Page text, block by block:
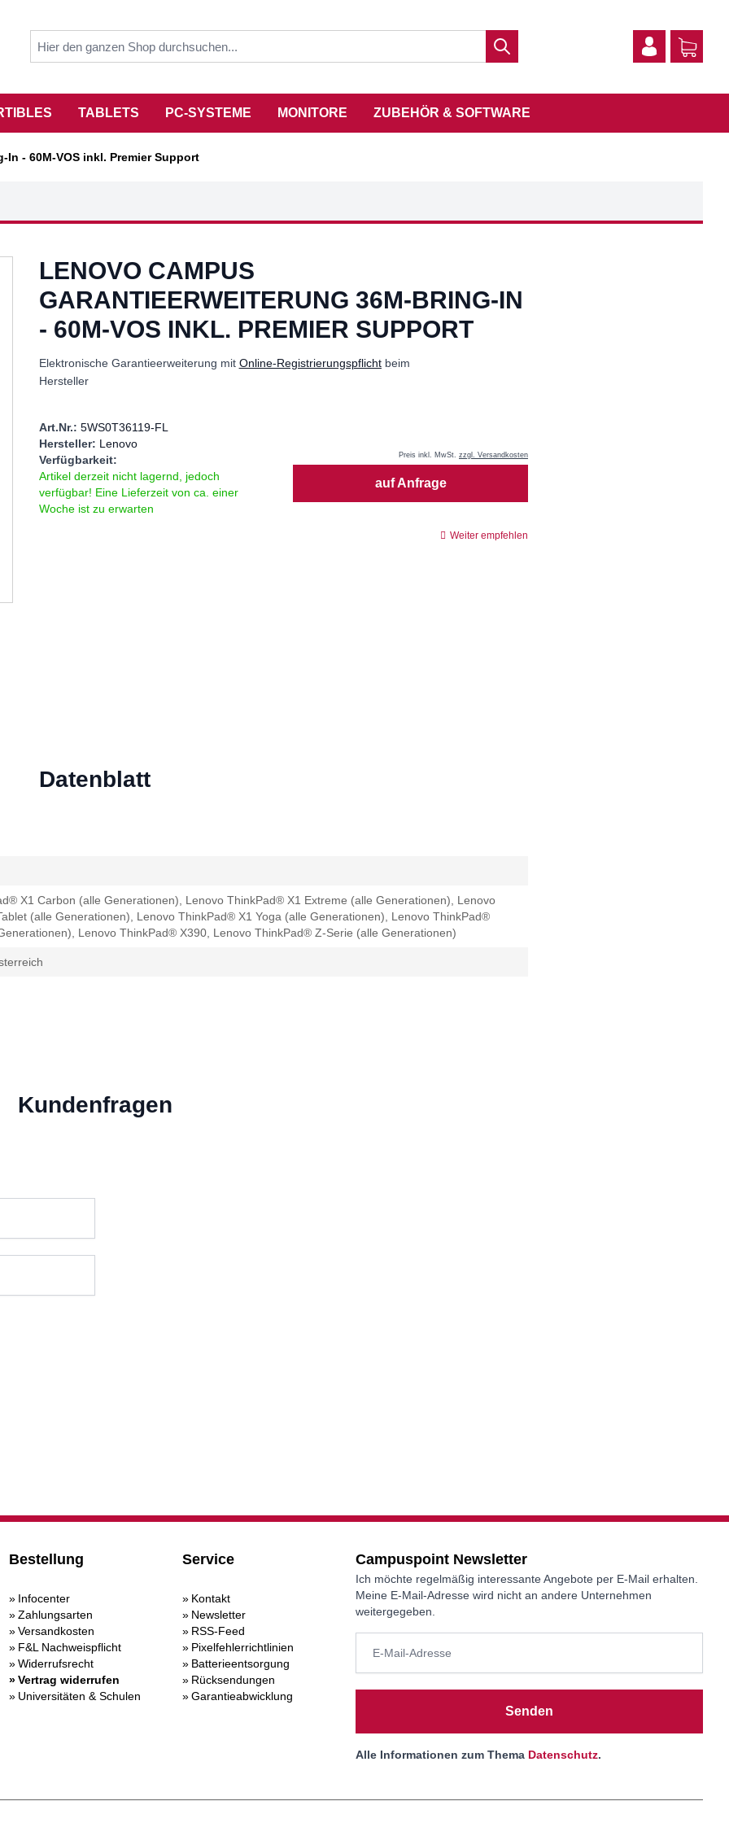
TABLETS PC-SYSTEME MONITORE ZUBEHÖR & SOFTWARE
- 60M-VOS inkl. Premier Support
LENOVO CAMPUS
GARANTIEERWEITERUNG 36M-BRING-IN
- 60M-VOS INKL. PREMIER SUPPORT
Elektronische Garantieerweiterung mit Online-Registrierungspflichtbeim
Hersteller
Art.Nr.: 5WS0T36119-FL
Hersteller: Lenovo
Verfügbarkeit:
Artikel derzeit nicht lagernd, jedoch
verfügbar! Eine Lieferzeit von ca. einer
Woche ist zu erwarten
Preis inkl. MwSt. zzgl. Versandkosten
auf Anfrage
Weiter empfehlen
Datenblatt
X1 Carbon (alle Generationen), Lenovo ThinkPad® X1 Extreme (alle Generationen), Lenovo
(alle Generationen), Lenovo ThinkPad® X1 Yoga (alle Generationen), Lenovo ThinkPad®
Lenovo ThinkPad® X390, Lenovo ThinkPad® Z-Serie (alle Generationen)
Kundenfragen
Bestellung
Infocenter
Zahlungsarten
Versandkosten
F&L Nachweispflicht
Widerrufsrecht
Vertrag widerrufen
Universitäten & Schulen
Service
Kontakt
Newsletter
RSS-Feed
Pixelfehlerrichtlinien
Batterieentsorgung
Rücksendungen
Garantieabwicklung
Campuspoint Newsletter
Ich möchte regelmäßig interessante Angebote per E-Mail erhalten.
Meine E-Mail-Adresse wird nicht an andere Unternehmen
weitergegeben.
Senden
Alle Informationen zum Thema Datenschutz.